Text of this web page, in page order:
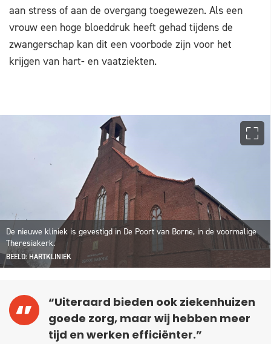
aan stress of aan de overgang toegewezen. Als een
vrouw een hoge bloeddruk heeft gehad tijdens de
zwangerschap kan dit een voorbode zijn voor het
krijgen van hart- en vaatziekten.
De nieuwe kliniek is gevestigd in De Poort van Borne, in de voormalige
Theresiakerk.
BEELD: HARTKLINIEK
“Uiteraard bieden ook ziekenhuizen
goede zorg, maar wij hebben meer
tijd en werken efficiënter.”